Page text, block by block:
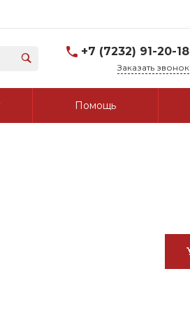
+7 (7232) 91-20-18
г. Усть-Каменогорск, ул.
Заказать звонок
Помощь